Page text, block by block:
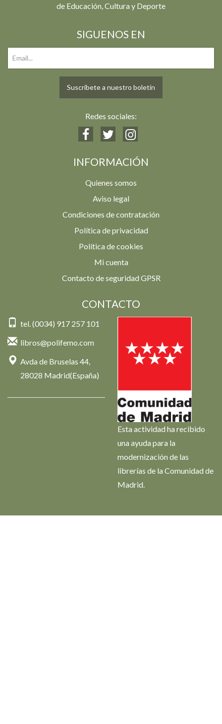
de Educación, Cultura y Deporte
SIGUENOS EN
Suscríbete a nuestro boletín
Redes sociales:
INFORMACIÓN
Quienes somos
Aviso legal
Condiciones de contratación
Política de privacidad
Política de cookies
Mi cuenta
Contacto de seguridad GPSR
CONTACTO
tel. (0034) 917 257 101
libros@polifemo.com
Avda de Bruselas 44,
28028 Madrid(España)
Esta actividad ha recibido
una ayuda para la
modernización de las
librerías de la Comunidad de
Madrid.